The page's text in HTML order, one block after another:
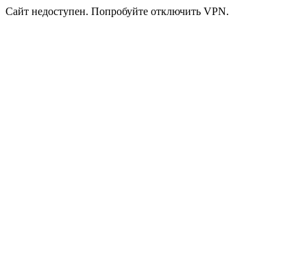
Сайт недоступен. Попробуйте отключить VPN.